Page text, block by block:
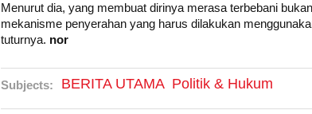
Menurut dia, yang membuat dirinya merasa terbebani
mekanisme penyerahan yang harus dilakukan
tuturnya. nor
Subjects: BERITA UTAMA Politik & Hukum